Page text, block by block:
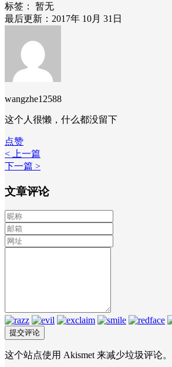
标签：
暂无
最后更新：2017年 10月 31日
wangzhe12588
这个人很懒，什么都没留下
点赞
< 上一篇
下一篇 >
文章评论
这个站点使用 Akismet 来减少垃圾评论。